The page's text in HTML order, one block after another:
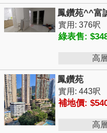
鳳鑽苑^^富
實用: 376呎
綠表售:
高
鳳鑽苑
實用: 443呎
補地價:
高